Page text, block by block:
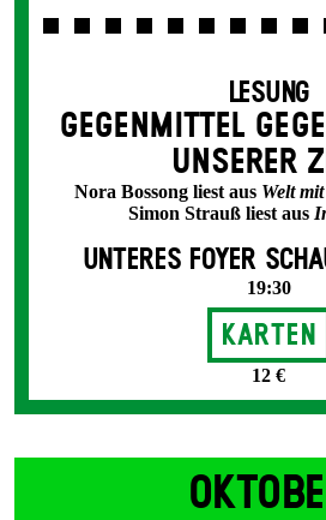
LESUNG
GEGEN­MITTEL
UNSERER
Nora Bossong liest aus Welt
Simon Strauß liest aus
UNTERES FOYER
19:30
Karten
12 €